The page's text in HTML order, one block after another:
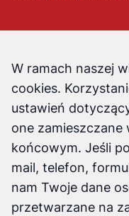
W ramach naszej
cookies.
ustawień
one zamieszczane
końcowym. Jeśli
mail, telefon,
nam Twoje dane
przetwarzane na